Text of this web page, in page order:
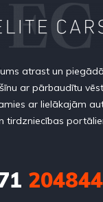
atrast un
ar pārbaudītu
ar lielākajām
tirdzniecības